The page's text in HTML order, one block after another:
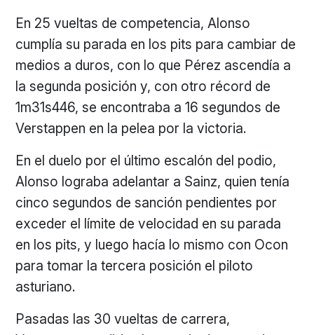
En 25 vueltas de competencia, Alonso
cumplía su parada en los pits para cambiar de
medios a duros, con lo que Pérez ascendía a
la segunda posición y, con otro récord de
1m31s446, se encontraba a 16 segundos de
Verstappen en la pelea por la victoria.
En el duelo por el último escalón del podio,
Alonso lograba adelantar a Sainz, quien tenía
cinco segundos de sanción pendientes por
exceder el límite de velocidad en su parada
en los pits, y luego hacía lo mismo con Ocon
para tomar la tercera posición el piloto
asturiano.
Pasadas las 30 vueltas de carrera,